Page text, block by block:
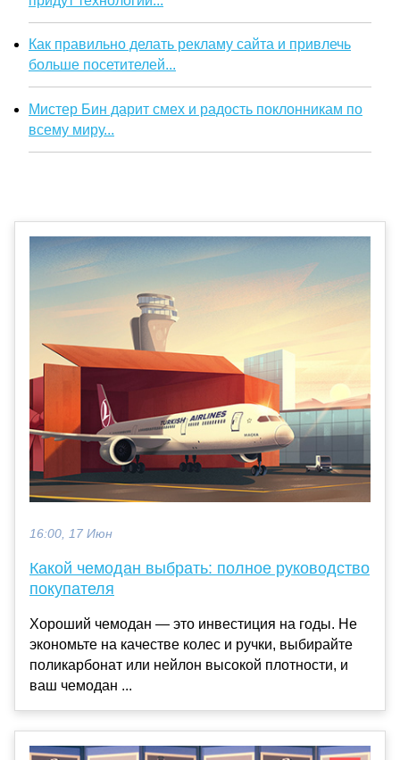
Как правильно делать рекламу сайта и привлечь
больше посетителей...
Мистер Бин дарит смех и радость поклонникам по
всему миру...
16:00, 17 Июн
Какой чемодан выбрать: полное руководство
покупателя
Хороший чемодан — это инвестиция на годы. Не
экономьте на качестве колес и ручки, выбирайте
поликарбонат или нейлон высокой плотности, и
ваш чемодан ...